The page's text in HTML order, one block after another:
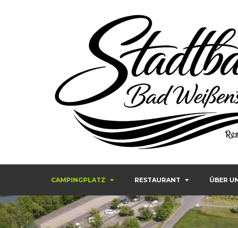
Stadtbad Weißenstadt –
CAMPINGPLATZ RESTAURANT ÜBER